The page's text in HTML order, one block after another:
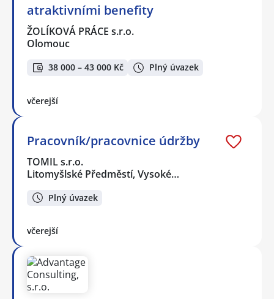
atraktivními benefity
ŽOLÍKOVÁ PRÁCE s.r.o.
Olomouc
38 000 – 43 000 Kč Plný úvazek
včerejší
Pracovník/pracovnice údržby
TOMIL s.r.o.
Litomyšlské Předměstí, Vysoké…
Plný úvazek
včerejší